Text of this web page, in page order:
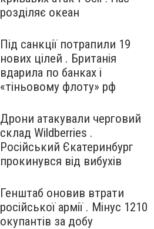
розділяє океан
Під санкції потрапили 19
нових цілей . Британія
вдарила по банках і
«тіньовому флоту» рф
Дрони атакували черговий
склад Wildberries .
Російський Єкатеринбург
прокинувся від вибухів
Генштаб оновив втрати
російської армії . Мінус 1210
окупантів за добу